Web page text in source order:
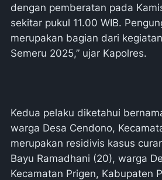
dengan pemberatan pada
sekitar pukul 11.00 WIB.
merupakan bagian dari
Semeru 2025,” ujar Kapolres.
Kedua pelaku diketahui
warga Desa Cendono,
merupakan residivis kasus
Bayu Ramadhani (20), warga
Kecamatan Prigen, Kabupaten